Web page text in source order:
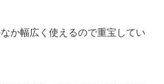
か幅広く使えるので重宝してい